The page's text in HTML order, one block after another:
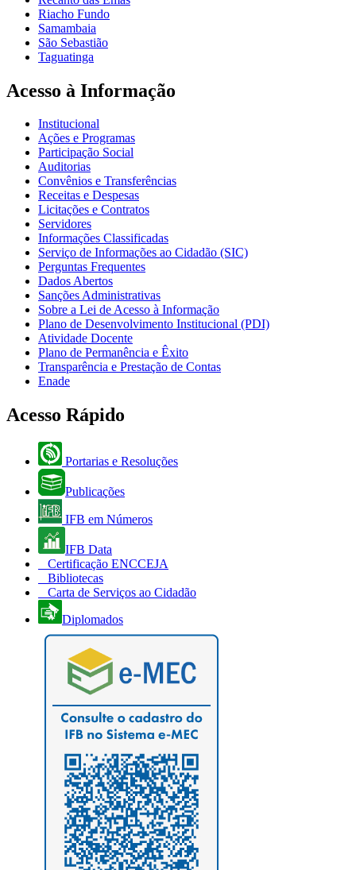
Riacho Fundo
Samambaia
São Sebastião
Taguatinga
Acesso à Informação
Institucional
Ações e Programas
Participação Social
Auditorias
Convênios e Transferências
Receitas e Despesas
Licitações e Contratos
Servidores
Informações Classificadas
Serviço de Informações ao Cidadão (SIC)
Perguntas Frequentes
Dados Abertos
Sanções Administrativas
Sobre a Lei de Acesso à Informação
Plano de Desenvolvimento Institucional (PDI)
Atividade Docente
Plano de Permanência e Êxito
Transparência e Prestação de Contas
Enade
Acesso Rápido
Portarias e Resoluções
Publicações
IFB em Números
IFB Data
Certificação ENCCEJA
Bibliotecas
Carta de Serviços ao Cidadão
Diplomados